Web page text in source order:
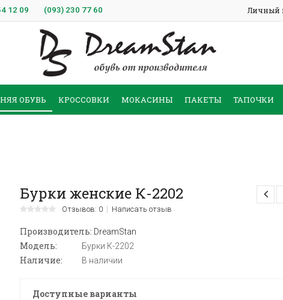
12 09 (093) 230 77 60 Личный
ОБУВЬ КРОССОВКИ МОКАСИНЫ ПАКЕТЫ ТАПОЧКИ
Бурки женские К-2202
Отзывов: 0 Написать отзыв
Производитель: DreamStan
Модель: Бурки К-2202
Наличие: В наличии
Доступные варианты